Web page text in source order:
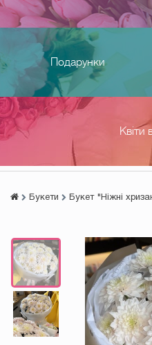
Подарунки
Квіти
Букети Букет "Ніжні